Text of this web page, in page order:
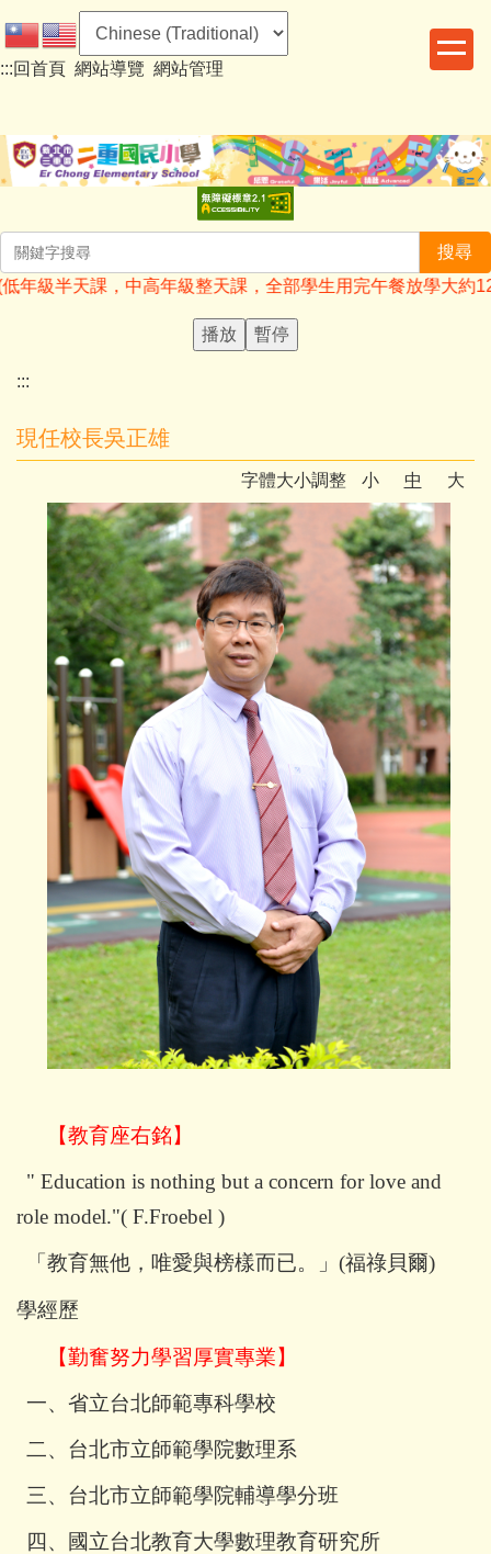
到
主
容
區
:::回首頁 網站導覽 網站管理
搜尋
半天課，中高年級整天課，全部學生用完午餐放學大約
播放 暫停
:::
現任校長吳正雄
字體大小調整 小 中 大
【教育座右銘】
" Education is nothing but a concern for love and
role model."( F.Froebel )
「教育無他，唯愛與榜樣而已。」(福祿貝爾)
學經歷
【勤奮努力學習厚實專業】
一、省立台北師範專科學校
二、台北市立師範學院數理系
三、台北市立師範學院輔導學分班
四、國立台北教育大學數理教育研究所